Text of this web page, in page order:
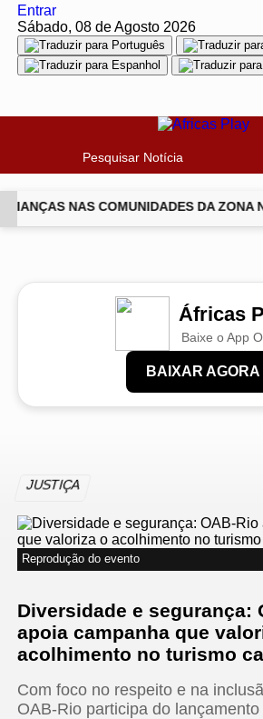
Entrar
Sábado, 08 de Agosto 2026
Pesquisar Notícia
NAS COMUNIDADES DA ZONA
Áfricas
Baixe o App
BAIXAR AGORA
JUSTIÇA
Reprodução do evento
Diversidade e segurança:
apoia campanha que
acolhimento no turismo
Com foco no respeito e na
OAB-Rio participa do